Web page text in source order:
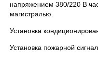
напряжением 380/220 В
магистралью.
Установка
Установка пожарной